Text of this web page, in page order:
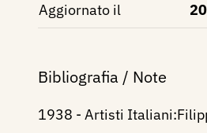
Aggiornato il
Bibliografia / Note
1938 - Artisti